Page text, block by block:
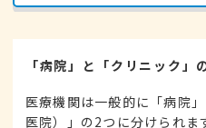
「病院」と「クリニック」
医療機関は一般的に「病院
医院）」の2つに分けられま